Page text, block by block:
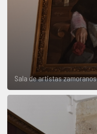
Sala de artistas zamoranos